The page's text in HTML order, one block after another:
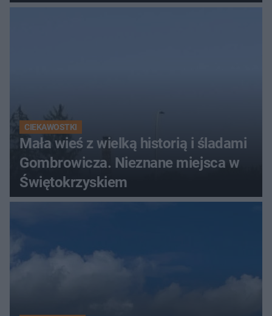
szczyt Gór Świętokrzyskich
CIEKAWOSTKI
Mała wieś z wielką historią i śladami
Gombrowicza. Nieznane miejsca w
Świętokrzyskiem